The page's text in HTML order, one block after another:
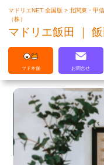
マドリ
マドリエNET 全国版>北関東・甲
（株）
マドリエ飯田 ｜
マド本舗 お問合せ